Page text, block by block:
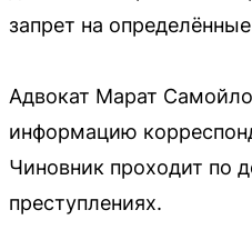
запрет на
Адвокат Марат
информацию
Чиновник проходит по
преступлениях.